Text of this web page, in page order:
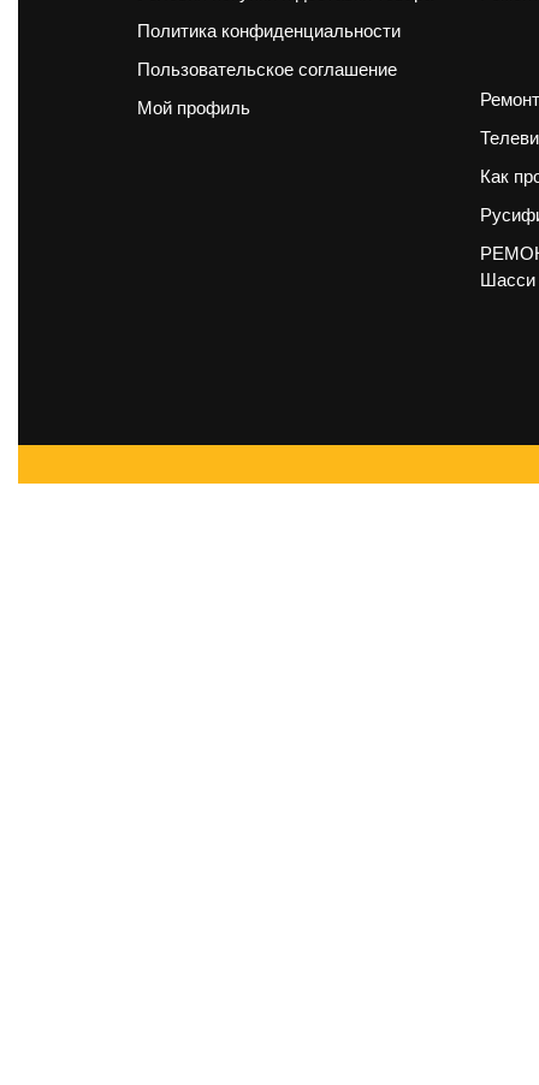
Политика конфиденциальности
Пользовательское соглашение
Мой профиль
Как
Шасси